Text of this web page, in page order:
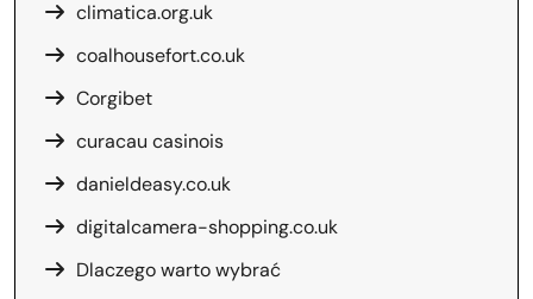
climatica.org.uk
coalhousefort.co.uk
Corgibet
curacau casinois
danieldeasy.co.uk
digitalcamera-shopping.co.uk
Dlaczego warto wybrać